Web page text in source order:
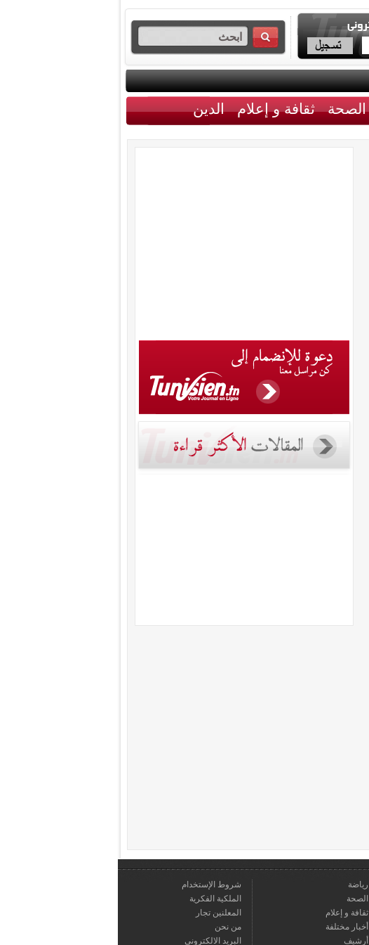
الصحة ثقافة و إعلام الدين
رياضة
الصحة
ثقافة و إعلام
أخبار مختلفة
أرشيف
شروط الإستخدام
الملكية الفكرية
المعلنين تجار
من نحن
البريد الالكتروني